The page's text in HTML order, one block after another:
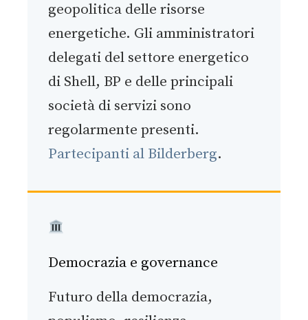
geopolitica delle risorse
energetiche. Gli amministratori
delegati del settore energetico
di Shell, BP e delle principali
società di servizi sono
regolarmente presenti.
Partecipanti al Bilderberg.
Democrazia e governance
Futuro della democrazia,